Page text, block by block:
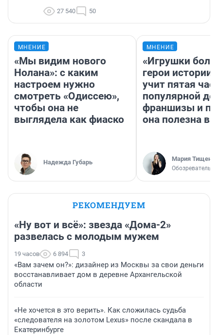
27 540 50
МНЕНИЕ
«Мы видим нового
Нолана»: с каким
настроем нужно
смотреть «Одиссею»,
чтобы она не
выглядела как фиаско
Надежда Губарь
МНЕНИЕ
«Игрушки
герои
учит пятая
популярной
франшизы и
она полезна
Мария Тищенко
Обозреватель
РЕКОМЕНДУЕМ
«Ну вот и всё»: звезда «Дома-2»
развелась с молодым мужем
19 часов 6 894 3
«Вам зачем он?»: дизайнер из Москвы за свои деньги
восстанавливает дом в деревне Архангельской
области
«Не хочется в это верить». Как сложилась судьба
«следователя на золотом Lexus» после скандала в
Екатеринбурге